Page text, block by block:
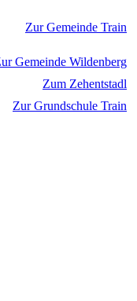
Zur Gemeinde Train
Gemeinde Wildenberg
Zum Zehentstadl
Zur Grundschule Train